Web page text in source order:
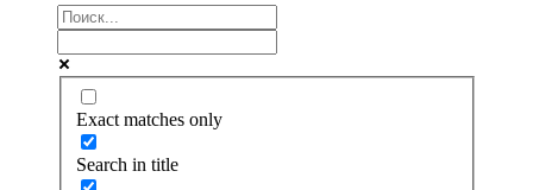
Exact matches only
Search in title